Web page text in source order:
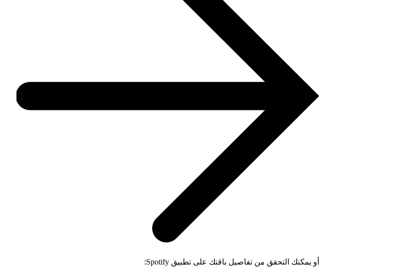
أو يمكنك التحقق من تفاصيل باقتك على تطبيق Spotify: